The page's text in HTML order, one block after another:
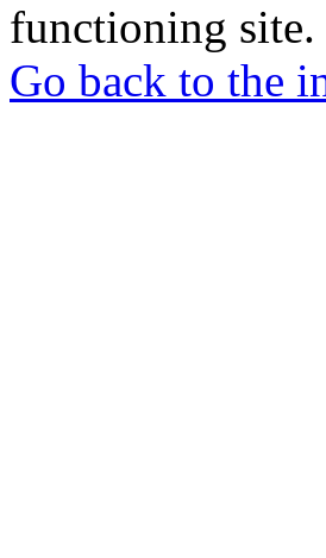
functioning site.
Go back to the